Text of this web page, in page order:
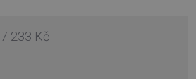
7 233 Kč